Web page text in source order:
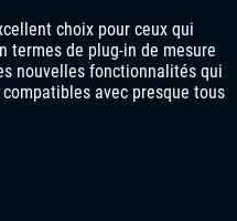
choix pour ceux qui
termes de plug-in de mesure
nouvelles fonctionnalités qui
avec presque tous